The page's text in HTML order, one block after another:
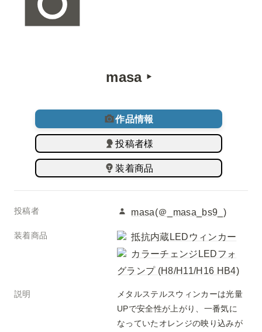
masa ‣
作品情報
投稿者様
装着商品
投稿者 masa(＠ _masa_bs9_ )
装着商品
抵抗内蔵LEDウィンカー
カラーチェンジLEDフォ
グランプ (H8/H11/H16 HB4)
説明
メタルステルスウィンカーは光量
UPで安全性が上がり、一番気に
なっていたオレンジの映り込みが